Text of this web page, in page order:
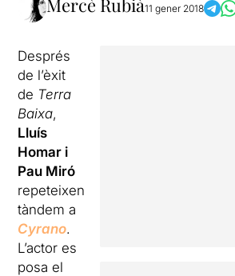
Mercè Rubià11 gener 2018
Després
de l’èxit
de Terra
Baixa,
Lluís
Homar i
Pau Miró
repeteixen
tàndem a
Cyrano.
L’actor es
posa el